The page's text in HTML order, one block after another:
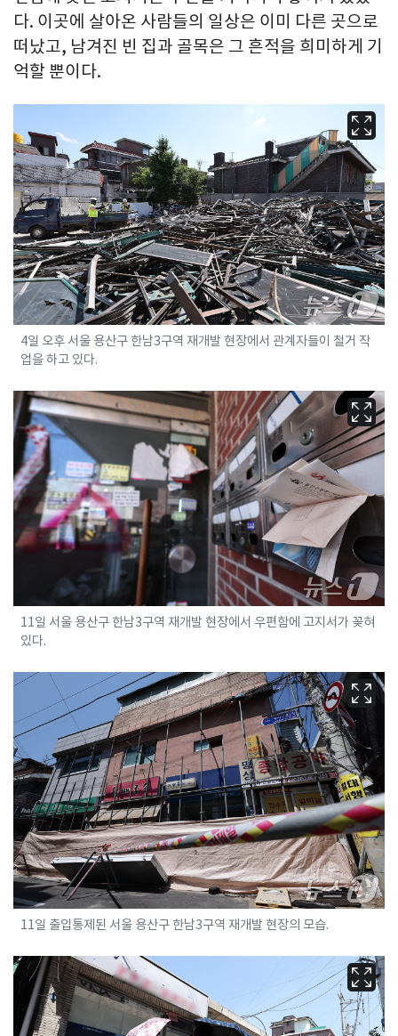
다. 이곳에 살아온 사람들의 일상은 이미 다른 곳으로
떠났고, 남겨진 빈 집과 골목은 그 흔적을 희미하게 기
억할 뿐이다.
4일 오후 서울 용산구 한남3구역 재개발 현장에서 관계자들이 철거 작
업을 하고 있다.
11일 서울 용산구 한남3구역 재개발 현장에서 우편함에 고지서가 꽂혀
있다.
11일 출입통제된 서울 용산구 한남3구역 재개발 현장의 모습.